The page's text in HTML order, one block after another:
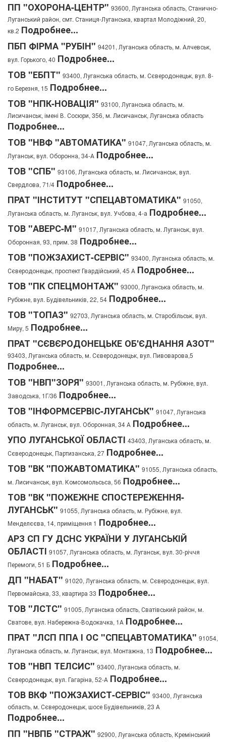
ПП "ОХОРОНА-ЦЕНТР" 93600, Луганська область, Станично-
Луганський район, смт. Станиця-Луганська, квартал Молодіжний, 20,
кв.2 Подробнее...
ПБП ФІРМА "РУБІН" 94201, Луганська область, м. Алчевськ,
вул. Горького, 40 Подробнее...
ТОВ "ЕБПТ" 93400, Луганська область, м. Сєверодонецьк, вул. 8-
го Березня, 15 Подробнее...
ТОВ "НПК-НОВАЦІЯ" 93100, Луганська область, м.
Лисичанськ, імені В. Сосюри, 356, м. Лисичанськ, Луганська область
Подробнее...
ТОВ "НВФ "АВТОМАТИКА" 91047, Луганська область, м.
Луганськ, вул. Оборонна, 34-А Подробнее...
ТОВ "СПБ" 93106, Луганська область, м. Лисичанськ, вул.
Свердлова, 71/4 Подробнее...
ПРАТ "ІНСТИТУТ "СПЕЦАВТОМАТИКА" 91050,
Луганська область, м. Луганськ, вул. Учбова, 4-а Подробнее...
ТОВ "АВЕРС-М" 91017, Луганська область, м. Луганськ, вул.
Оборонная, 93, прим. 38 Подробнее...
ТОВ "ПОЖЗАХИСТ-СЕРВІС" 93400, Луганська область, м.
Сєверодонецьк, проспект Гвардійський, 45 А Подробнее...
ТОВ "ПК СПЕЦМОНТАЖ" 93000, Луганська область, м.
Рубіжне, вул. Будівельників, 22, 54 Подробнее...
ТОВ "ТОПАЗ" 92703, Луганська область, м. Старобільськ, вул.
Миру, 5 Подробнее...
ПРАТ "СЄВЄРОДОНЕЦЬКЕ ОБ'ЄДНАННЯ АЗОТ"
93403, Луганська область, м. Сєверодонецьк, вул. Пивоварова,5
Подробнее...
ТОВ "НВП"ЗОРЯ" 93001, Луганська область, м. Рубіжне, вул.
Заводська, 1Г/36 Подробнее...
ТОВ "ІНФОРМСЕРВІС-ЛУГАНСЬК" 91047, Луганська
область, м. Луганськ, вул. Оборонная, 34 А Подробнее...
УПО ЛУГАНСЬКОЇ ОБЛАСТІ 43403, Луганська область, м.
Сєверодонецьк, Партизанська, 27 Подробнее...
ТОВ "ВК "ПОЖАВТОМАТИКА" 91055, Луганська область,
м. Лисичанськ, вул. Комсомольсьса, 56 Подробнее...
ТОВ "ВК "ПОЖЕЖНЕ СПОСТЕРЕЖЕННЯ-
ЛУГАНСЬК" 91055, Луганська область, м. Рубіжне, вул.
Менделєєва, 14, приміщення 1 Подробнее...
АРЗ СП ГУ ДСНС УКРАЇНИ У ЛУГАНСЬКІЙ
ОБЛАСТІ 91057, Луганська область, м. Луганськ, вул. 30-річчя
Перемоги, 51 Б Подробнее...
ДП "НАБАТ" 91020, Луганська область, м. Сєверодонецьк, вул.
Первомайська, 33, квартира 33 Подробнее...
ТОВ "ЛСТС" 91005, Луганська область, Сватівський район, м.
Сватове, вул. Набережна-Водокачка, 1А Подробнее...
ПРАТ "ЛСП ППА І ОС "СПЕЦАВТОМАТИКА" 91054,
Луганська область, м. Луганськ, вул. Монтажна, 13 Подробнее...
ТОВ "НВП ТЕЛСИС" 93400, Луганська область, м.
Сєверодонецьк, вул. Гагаріна, 52-А Подробнее...
ТОВ ВКФ "ПОЖЗАХИСТ-СЕРВІС" 93400, Луганська
область, м. Сєверодонецьк, шосе Будівельників, 23 А
Подробнее...
ПП "НВПБ "СТРАЖ" 92900, Луганська область, Кремінський